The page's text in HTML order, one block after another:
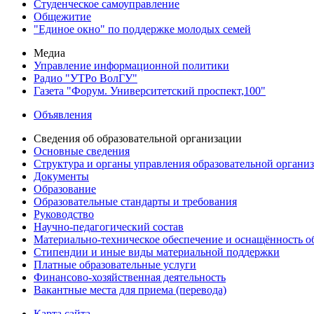
Студенческое самоуправление
Общежитие
"Единое окно" по поддержке молодых семей
Медиа
Управление информационной политики
Радио "УТРо ВолГУ"
Газета "Форум. Университетский проспект,100"
Объявления
Сведения об образовательной организации
Основные сведения
Структура и органы управления образовательной
Документы
Образование
Образовательные стандарты и требования
Руководство
Научно-педагогический состав
Материально-техническое обеспечение и оснащённость
Стипендии и иные виды материальной поддержки
Платные образовательные услуги
Финансово-хозяйственная деятельность
Вакантные места для приема (перевода)